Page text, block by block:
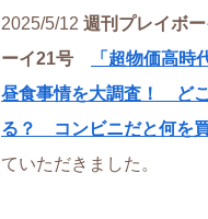
2025/5/12 週刊プレイボ
ーイ21号
「超物価高時
昼食事情を大調査！ ど
る？ コンビニだと何を
ていただきました。